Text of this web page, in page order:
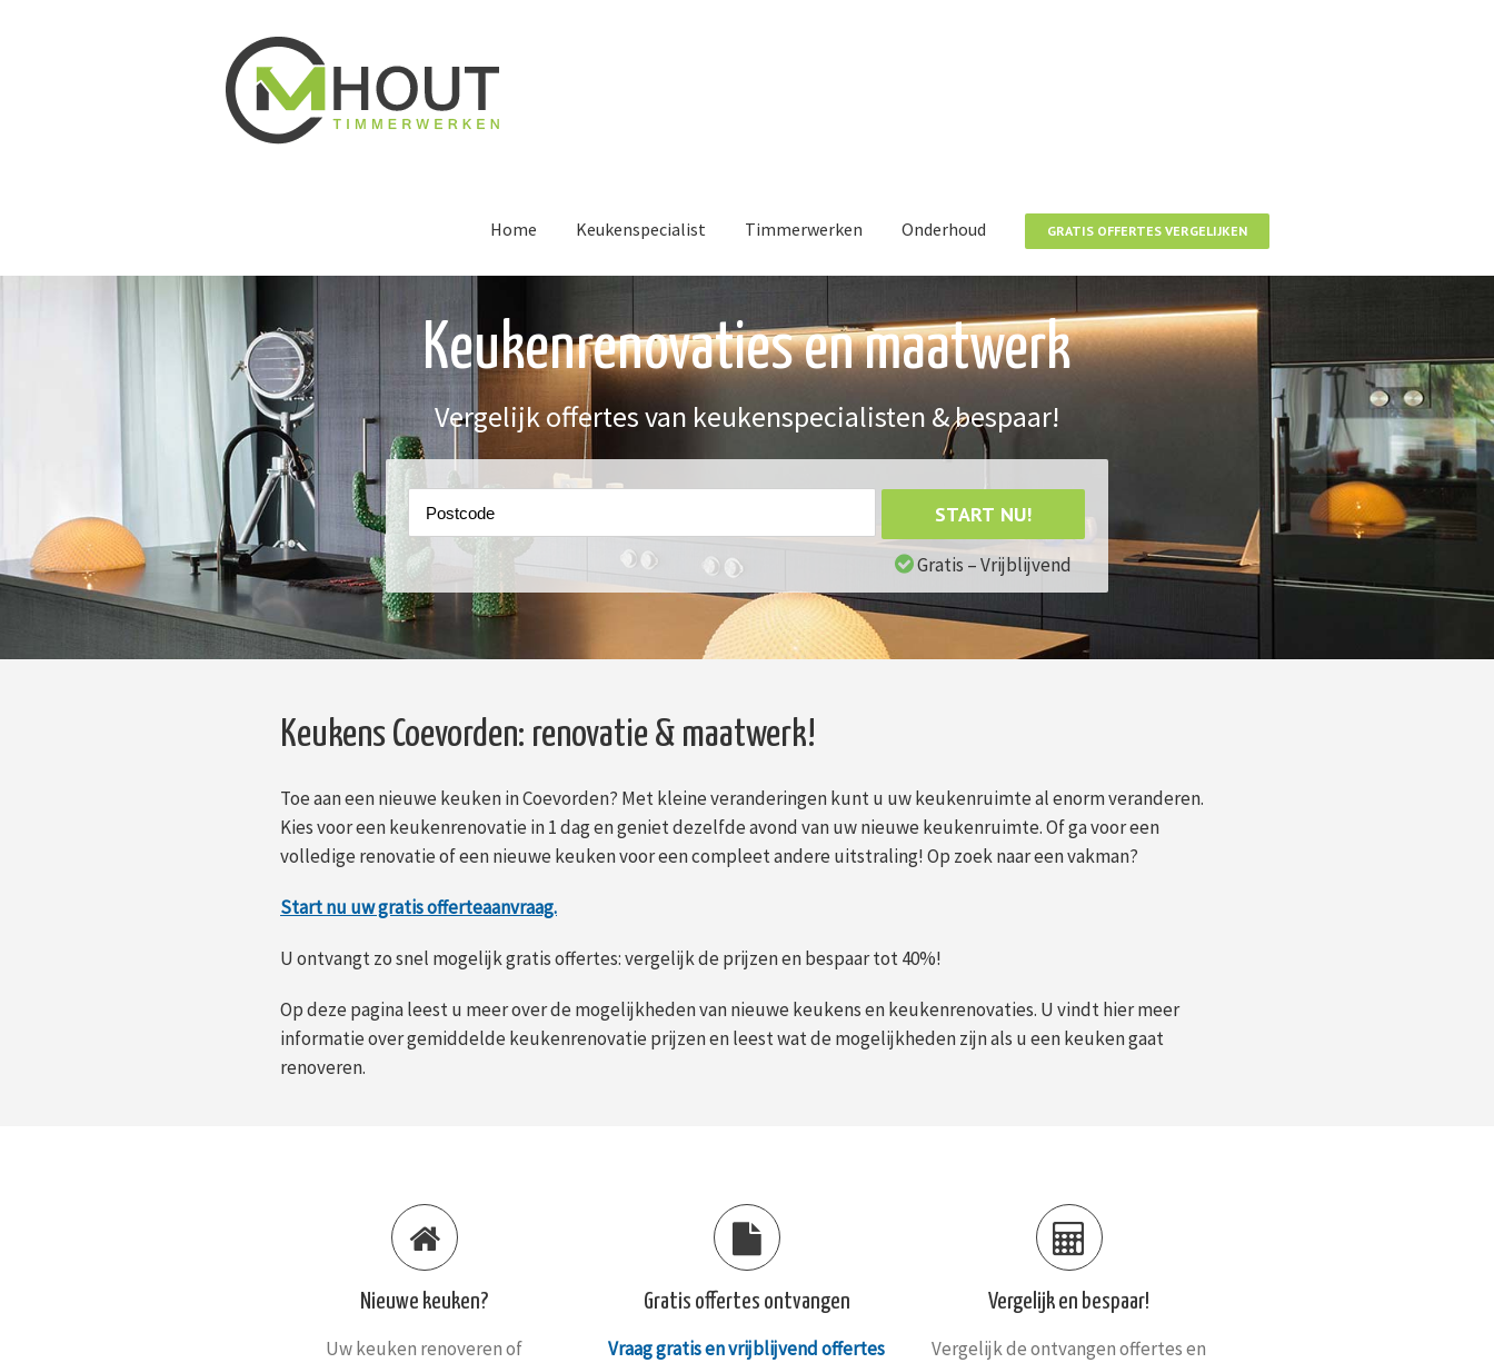
Home Keukenspecialist Timmerwerken Onderhoud GRATIS OFFERTES VERGELIJKEN
Keukenrenovaties en maatwerk
Vergelijk offertes van keukenspecialisten & bespaar!
START NU!
Gratis – Vrijblijvend
Keukens Coevorden: renovatie & maatwerk!
Toe aan een nieuwe keuken in Coevorden? Met kleine veranderingen kunt u uw keukenruimte al enorm veranderen.
Kies voor een keukenrenovatie in 1 dag en geniet dezelfde avond van uw nieuwe keukenruimte. Of ga voor een
volledige renovatie of een nieuwe keuken voor een compleet andere uitstraling! Op zoek naar een vakman?
Start nu uw gratis offerteaanvraag.
U ontvangt zo snel mogelijk gratis offertes: vergelijk de prijzen en bespaar tot 40%!
Op deze pagina leest u meer over de mogelijkheden van nieuwe keukens en keukenrenovaties. U vindt hier meer
informatie over gemiddelde keukenrenovatie prijzen en leest wat de mogelijkheden zijn als u een keuken gaat
renoveren.
Nieuwe keuken?
Uw keuken renoveren of
Gratis offertes ontvangen
Vraag gratis en vrijblijvend offertes
Vergelijk en bespaar!
Vergelijk de ontvangen offertes en